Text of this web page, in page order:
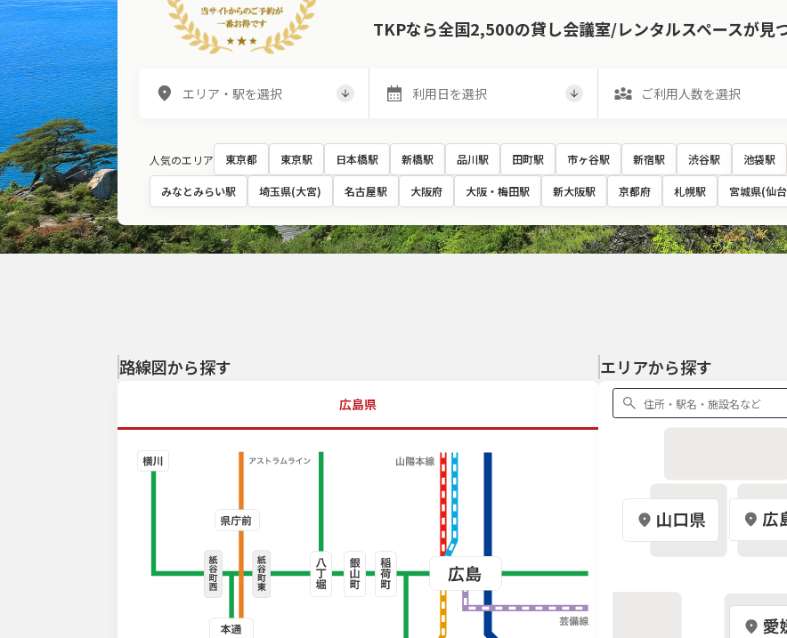
TKPなら全国2,500の貸し会議室/レンタルスペースが見
人気のエリア 東京都 東京駅 日本橋駅 新橋駅 品川駅 田町駅 市ヶ谷駅 新宿駅 渋谷駅 池袋駅
みなとみらい駅 埼玉県(大宮) 名古屋駅 大阪府 大阪・梅田駅 新大阪駅 京都府 札幌駅 宮城県(仙
路線図から探す
広島県
エリアから探す